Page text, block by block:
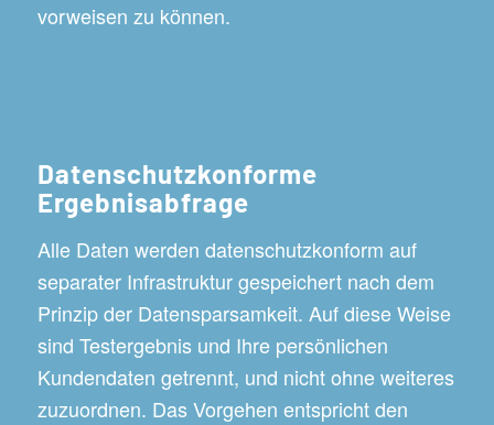
vorweisen zu können.
Datenschutzkonforme
Ergebnisabfrage
Alle Daten werden datenschutzkonform auf
separater Infrastruktur gespeichert nach dem
Prinzip der Datensparsamkeit. Auf diese Weise
sind Testergebnis und Ihre persönlichen
Kundendaten getrennt, und nicht ohne weiteres
zuzuordnen. Das Vorgehen entspricht den